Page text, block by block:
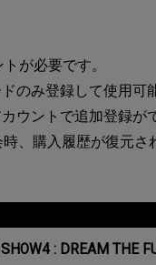
が必要です。
のみ登録して使用可
ウントで追加登録が
時、購入履歴が復元
: DREAM THE